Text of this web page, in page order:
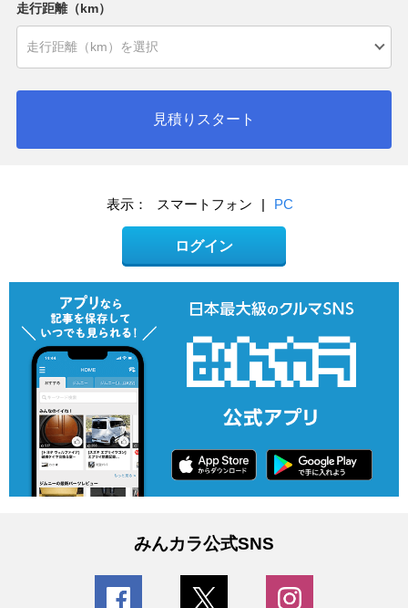
走行距離（km）
見積りスタート
表示： スマートフォン | PC
ログイン
みんカラ公式SNS